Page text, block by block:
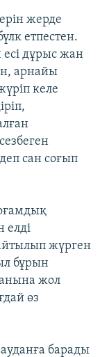
жерде
етпестен.
дұрыс жан
арнайы
келе
сан соғып
елді
жүрген
бұрын
жол
өз
барады